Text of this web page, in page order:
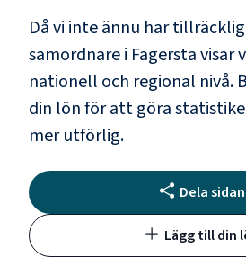
Då vi inte ännu har
samordnarei Fagerstavisar
nationell och regional nivå.
din lön för att göra
mer utförlig.
Dela sidan
Lägg till din